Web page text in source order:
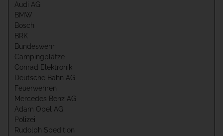
Audi AG
BMW
Bosch
BRK
Bundeswehr
Campingplätze
Conrad Elektronik
Deutsche Bahn AG
Feuerwehren
Mercedes Benz AG
Adam Opel AG
Polizei
Rudolph Spedition